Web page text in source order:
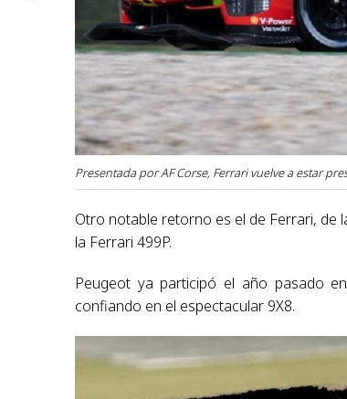
Presentada por AF Corse, Ferrari vuelve a estar
Otro notable retorno es el de Ferrari, de
la Ferrari 499P.
Peugeot ya participó el año pasado
confiando en el espectacular 9X8.